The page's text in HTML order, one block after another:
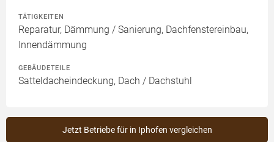
TÄTIGKEITEN
Reparatur, Dämmung / Sanierung, Dachfenstereinbau,
Innendämmung
GEBÄUDETEILE
Satteldacheindeckung, Dach / Dachstuhl
Jetzt Betriebe für in Iphofen vergleichen